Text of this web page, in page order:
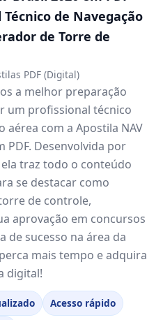
de Navegação
de Torre de
PDF (Digital)
a melhor preparação
um profissional técnico
aérea com a Apostila NAV
PDF. Desenvolvida por
traz todo o conteúdo
se destacar como
de controle,
aprovação em concursos
de sucesso na área da
mais tempo e adquira
digital!
Acesso rápido